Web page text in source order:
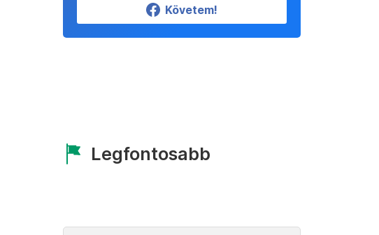
Követem!
Legfontosabb